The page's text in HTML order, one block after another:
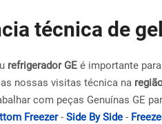
técnica de
refrigerador GE é importante
nossas visitas técnica na
com peças Genuínas GE
Freezer- Side By Side -